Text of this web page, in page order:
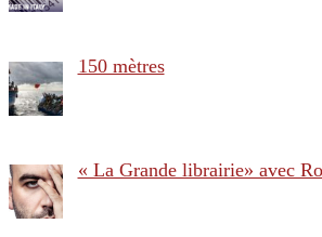
150 mètres
« La Grande librairie» avec